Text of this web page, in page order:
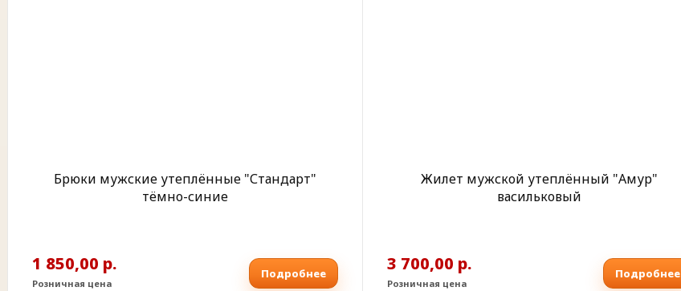
Брюки мужские утеплённые "Стандарт"
тёмно-синие
1 850,00 р.
Розничная цена
Подробнее
Жилет мужской утеплённый "Амур"
васильковый
3 700,00 р.
Розничная цена
Подробнее